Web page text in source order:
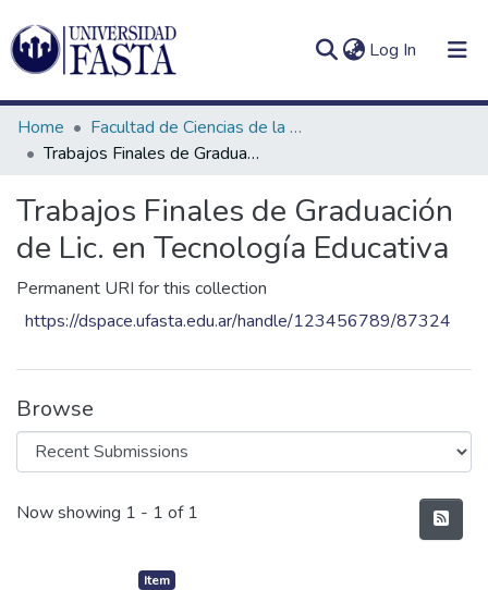
Log In (current)
Communities
&
All of DSpace
Statistics
Log
In
Home
Facultad de Ciencias de la Educación
Trabajos Finales de Graduación de Lic. en Tecnología Educativa
Trabajos Finales de Graduación
de Lic. en Tecnología Educativa
Permanent URI for this collection
https://dspace.ufasta.edu.ar/handle/123456789/87324
Browse
Recent Submissions
Now showing 1 - 1 of 1
Item